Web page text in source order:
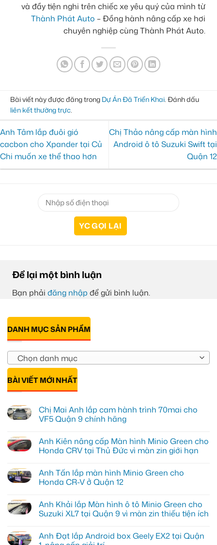
và đầy tiện nghi trên chiếc xe yêu quý của mình từ
Thành Phát Auto – Đồng hành nâng cấp xe hơi
chuyên nghiệp cùng Thành Phát Auto.
Bài viết này được đăng trong Dự Án Đã Triển Khai. Đánh dấu
liên kết thường trực.
Anh Tâm lắp đuôi gió
cacbon cho Xpander tại Củ
Chi muốn xe thể thao hơn
Chị Thảo nâng cấp màn hình
Android ô tô Suzuki Swift tại
Quận 12
Để lại một bình luận
Bạn phải đăng nhập để gửi bình luận.
DANH MỤC SẢN PHẨM
Chọn danh mục
BÀI VIẾT MỚI NHẤT
Chị Mai Anh lắp cam hành trình 70mai cho
VF5 Quận 9 chính hãng
bình
luận
ở
Anh
lắp
cam
70mai
cho
VF5
chính
hãng
Anh Kiên nâng cấp Màn hình Minio Green cho
Honda CRV tại Thủ Đức vì màn zin giới hạn
bình
luận
ở
nâng
cấp
Màn
Green
cho
Anh Tấn lắp màn hình Minio Green cho
Honda CR-V ở Quận 12
bình
luận
ở
lắp
màn
Anh Khải lắp Màn hình ô tô Minio Green cho
Suzuki XL7 tại Quận 9 vì màn zin thiếu tiện ích
bình
luận
Anh Đạt lắp Android box Geely EX2 tại Quận